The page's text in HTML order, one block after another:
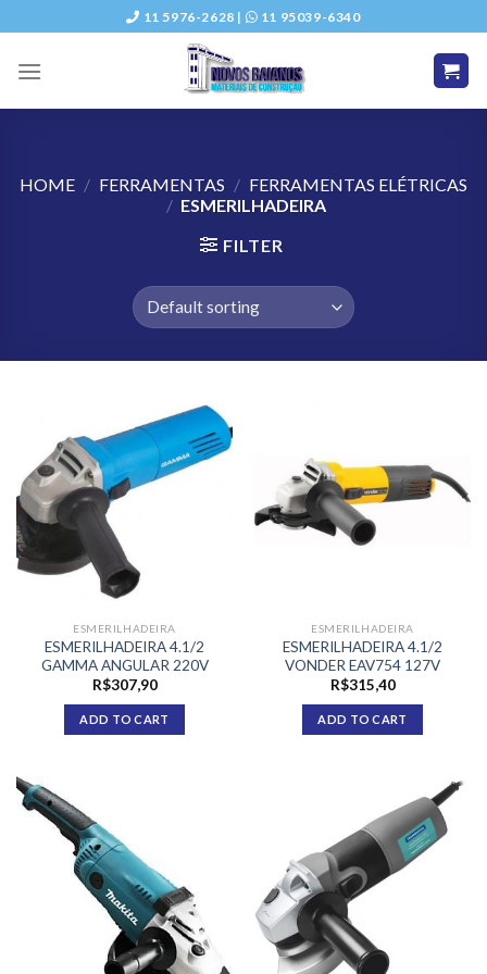
to
content
11 5976-2628 | 11 95039-6340
HOME / FERRAMENTAS / FERRAMENTAS ELÉTRICAS
/ ESMERILHADEIRA
FILTER
ESMERILHADEIRA
ESMERILHADEIRA 4.1/2
GAMMA ANGULAR 220V
R$307,90
ADD TO CART
ESMERILHADEIRA
ESMERILHADEIRA 4.1/2
VONDER EAV754 127V
R$315,40
ADD TO CART